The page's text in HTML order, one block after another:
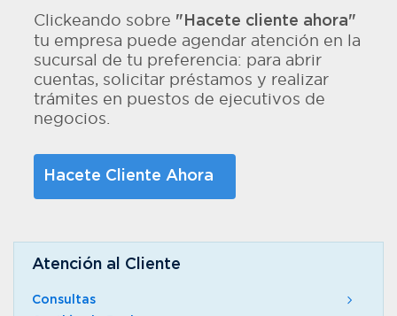
Clickeando sobre "Hacete cliente ahora"
tu empresa puede agendar atención en la
sucursal de tu preferencia: para abrir
cuentas, solicitar préstamos y realizar
trámites en puestos de ejecutivos de
negocios.
Hacete Cliente Ahora
Atención al Cliente
Consultas